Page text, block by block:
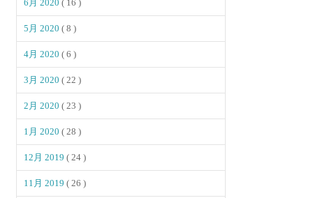
6月 2020( 16 )
5月 2020( 8 )
4月 2020( 6 )
3月 2020( 22 )
2月 2020( 23 )
1月 2020( 28 )
12月 2019( 24 )
11月 2019( 26 )